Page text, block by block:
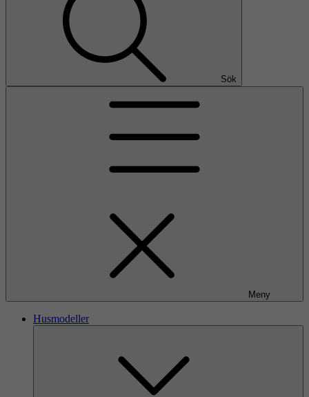
Sök
Meny
Husmodeller